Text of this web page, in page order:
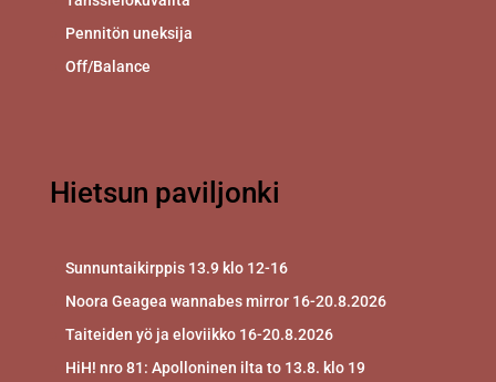
Pennitön uneksija
Off/Balance
Hietsun paviljonki
Sunnuntaikirppis 13.9 klo 12-16
Noora Geagea wannabes mirror 16-20.8.2026
Taiteiden yö ja eloviikko 16-20.8.2026
HiH! nro 81: Apolloninen ilta to 13.8. klo 19